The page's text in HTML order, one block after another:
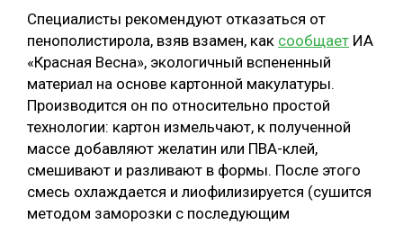
ЛЕСОПИЛЕНИЕ
ДЕРЕВЯННОЕ ДОМОСТРОЕНИЕ
БЕЗОПАСНОЕ ПРОИЗВОДСТВО
СУШКА ДРЕВЕСИНЫ
Специалисты рекомендуют отказаться от
пенополистирола, взяв взамен, как сообщает ИА
«Красная Весна», экологичный вспененный
материал на основе картонной макулатуры.
Производится он по относительно простой
технологии: картон измельчают, к полученной
массе добавляют желатин или ПВА-клей,
смешивают и разливают в формы. После этого
смесь охлаждается и лиофилизируется (сушится
методом заморозки с последующим